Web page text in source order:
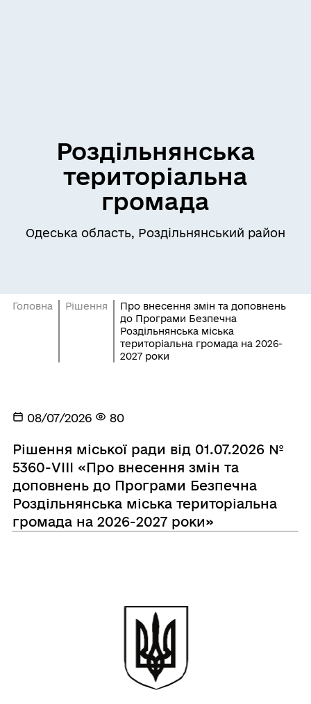
Роздільнянська
територіальна
громада
Одеська область, Роздільнянський район
Головна Рішення
Про внесення змін та доповнень
до Програми Безпечна
Роздільнянська міська
територіальна громада на 2026-
2027 роки
08/07/2026 80
Рішення міської ради від 01.07.2026 №
5360-VIIІ «Про внесення змін та
доповнень до Програми Безпечна
Роздільнянська міська територіальна
громада на 2026-2027 роки»